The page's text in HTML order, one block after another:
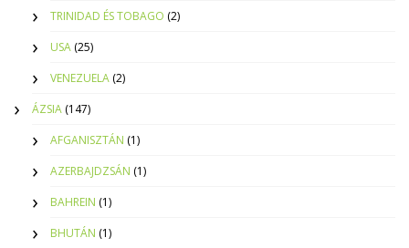
TRINIDAD ÉS TOBAGO (2)
USA (25)
VENEZUELA (2)
ÁZSIA (147)
AFGANISZTÁN (1)
AZERBAJDZSÁN (1)
BAHREIN (1)
BHUTÁN (1)